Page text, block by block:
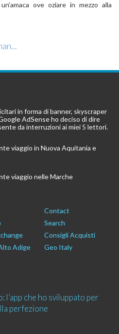
ove oziare in mezzo alla
in forma di banner, skyscraper
AdSense ho deciso di dire
da interruzioni ai miei 5 lettori.
viaggio in Nuova Aquitania e
viaggio nelle Marche
Contact
Search
Consigli Acquisti
Adige Geo Italy
l’app che ho sviluppato per
perfezione